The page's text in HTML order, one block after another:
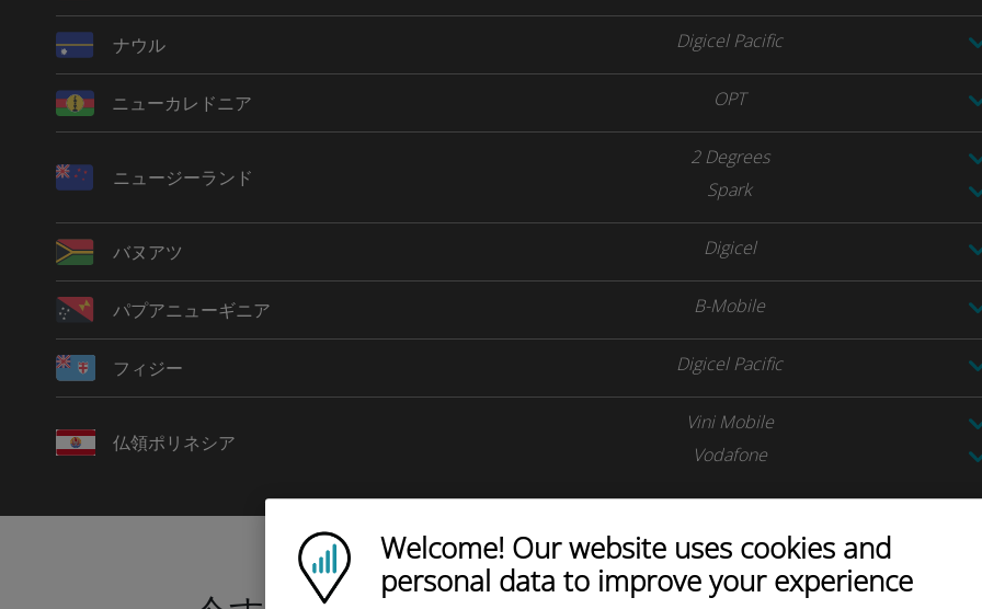
Ubigi logo
Welcome! Our website uses cookies and
personal data to improve your experience
ナウル Digicel Pacific
ニューカレドニア OPT
ニュージーランド
2 Degrees
Spark
バヌアツ Digicel
パプアニューギニア B-Mobile
フィジー Digicel Pacific
仏領ポリネシア
Vini Mobile
Vodafone